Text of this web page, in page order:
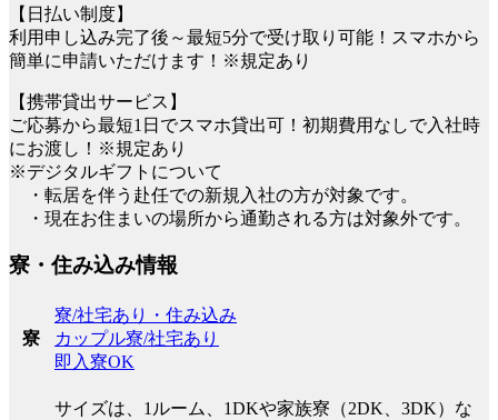
【日払い制度】
利用申し込み完了後～最短5分で受け取り可能！スマホから
簡単に申請いただけます！※規定あり
【携帯貸出サービス】
ご応募から最短1日でスマホ貸出可！初期費用なしで入社時
にお渡し！※規定あり
※デジタルギフトについて
・転居を伴う赴任での新規入社の方が対象です。
・現在お住まいの場所から通勤される方は対象外です。
寮・住み込み情報
寮
寮/社宅あり・住み込み
カップル寮/社宅あり
即入寮OK
サイズは、1ルーム、1DKや家族寮（2DK、3DK）な